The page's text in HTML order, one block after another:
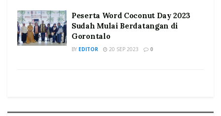
Peserta Word Coconut Day 2023
Sudah Mulai Berdatangan di
Gorontalo
BY EDITOR 20 SEP 2023 0